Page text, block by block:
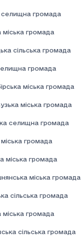
селищна громада
міська громада
сільська громада
громада
міська громада
міська громада
селищна громада
міська громада
міська громада
міська громада
сільська громада
громада
сільська громада